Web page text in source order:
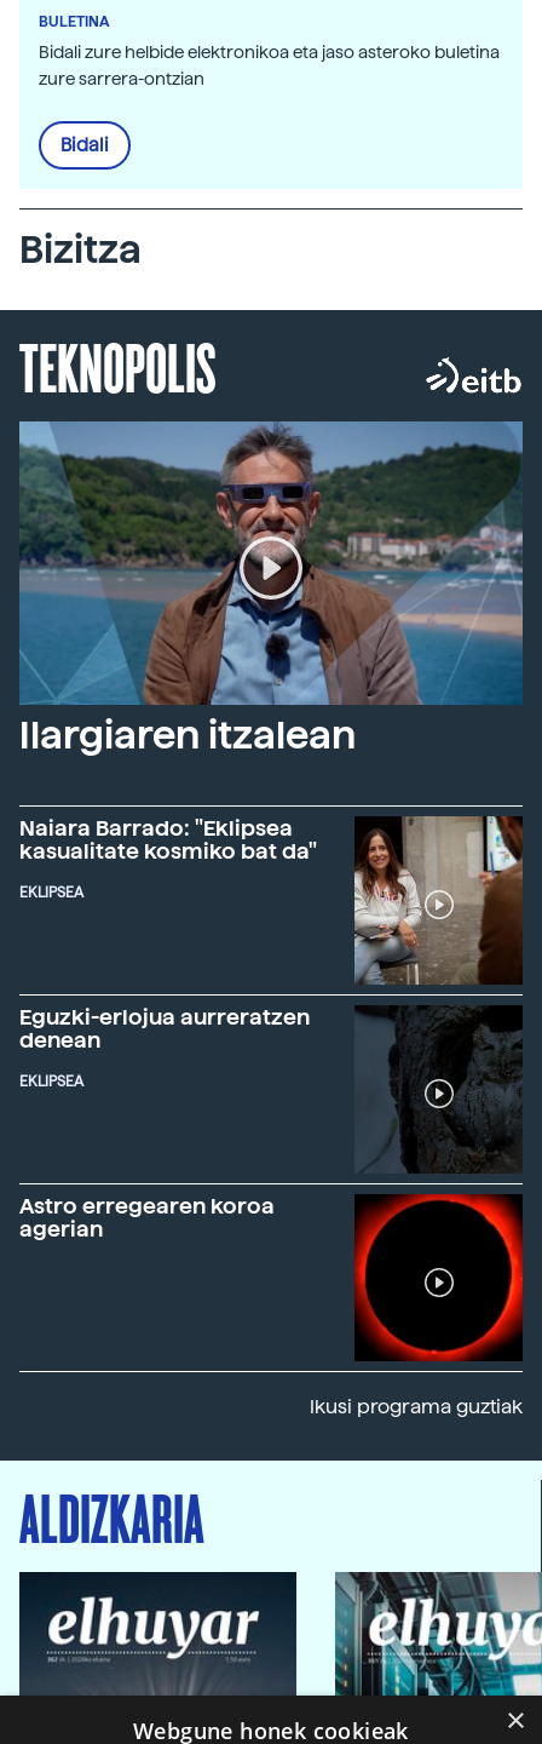
BULETINA
Bidali zure helbide elektronikoa eta jaso asteroko buletina
zure sarrera-ontzian
Bidali
Bizitza
TEKNOPOLIS
Ilargiaren itzalean
Naiara Barrado: "Eklipsea
kasualitate kosmiko bat da"
EKLIPSEA
Eguzki-erlojua aurreratzen
denean
EKLIPSEA
Astro erregearen koroa
agerian
Ikusi programa guztiak
ALDIZKARIA
×
Webgune honek cookieak